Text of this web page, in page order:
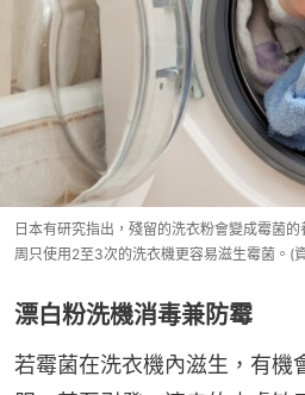
日本有研究指出，殘留的洗衣粉會變成霉菌
周只使用2至3次的洗衣機更容易滋生霉菌。(
漂白粉洗機消毒兼防霉
若霉菌在洗衣機內滋生，有機